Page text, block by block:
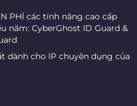
PHÍ các tính năng cao cấp
năm: CyberGhost ID Guard &
dành cho IP chuyên dụng của